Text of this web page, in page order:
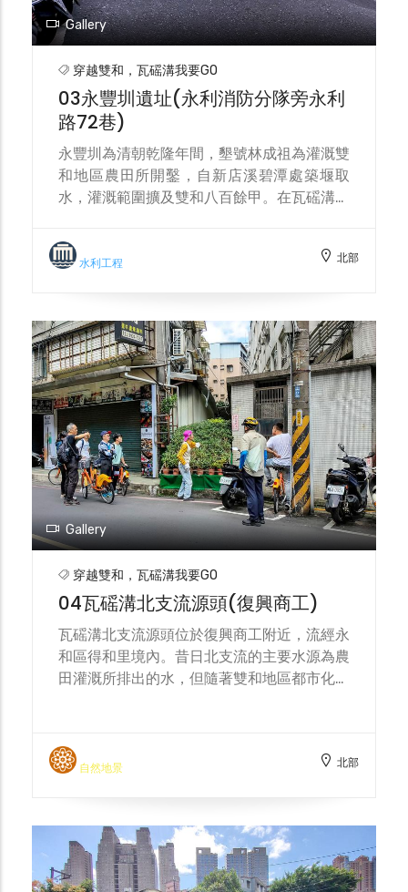
Gallery
穿越雙和，瓦磘溝我要GO
03永豐圳遺址(永利消防分隊旁永利
路72巷)
永豐圳為清朝乾隆年間，墾號林成祖為灌溉雙
和地區農田所開鑿，自新店溪碧潭處築堰取
水，灌溉範圍擴及雙和八百餘甲。在瓦磘溝北
支線的浮圳仔(建造時間相對主圳較晚)，浮圳
之名據傳在興建此段水圳時，因上下游兩端的
西向延伸的路面，亦可發現是一個明顯突起的
小坡，沿著復興商工後方流向永和國小前門，
此即是隱藏在柏油路下的浮水圳遺址，昔日灌
溉出秀朗、潭墘、店仔街地區的良田。
水利工程 北部
Gallery
穿越雙和，瓦磘溝我要GO
04瓦磘溝北支流源頭(復興商工)
瓦磘溝北支流源頭位於復興商工附近，流經永
和區得和里境內。昔日北支流的主要水源為農
田灌溉所排出的水，但隨著雙和地區都市化、
汙水排入，以及曝氧空間不足，導致水質汙
濁、水色灰綠、有異味，此河段雖然看起來環
柵欄、柏油路面或違章建築底下，亦可培養環
境敏銳度來找尋瓦磘溝河道所在。
自然地景 北部